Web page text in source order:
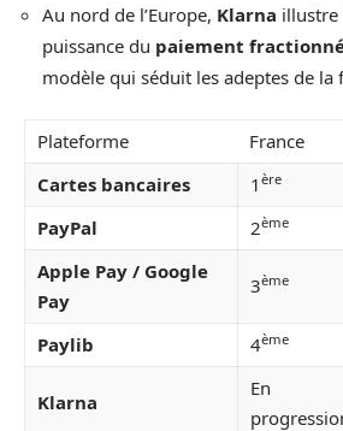
Au nord de l’Europe, Klarna illustre
puissance du paiement
modèle qui séduit les adeptes de la
Plateforme France
Cartes bancaires
1 ère
PayPal 2ème
Apple Pay / Google
Pay
3ème
Paylib 4ème
Klarna
En